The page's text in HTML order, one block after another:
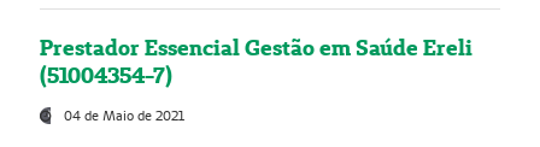
Prestador Essencial Gestão em Saúde Ereli
(51004354-7)
04 de Maio de 2021